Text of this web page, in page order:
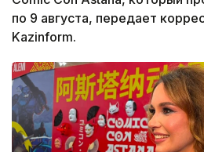
по 9 августа, передает
Kazinform.